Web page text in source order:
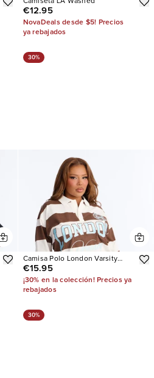
Camiseta LA Washed
€12.95
NovaDeals desde $5! Precios
ya rebajados
30%
Camisa Polo London Varsity
Striped Long Sleeve
€15.95
¡30% en la colección! Precios ya
rebajados
30%